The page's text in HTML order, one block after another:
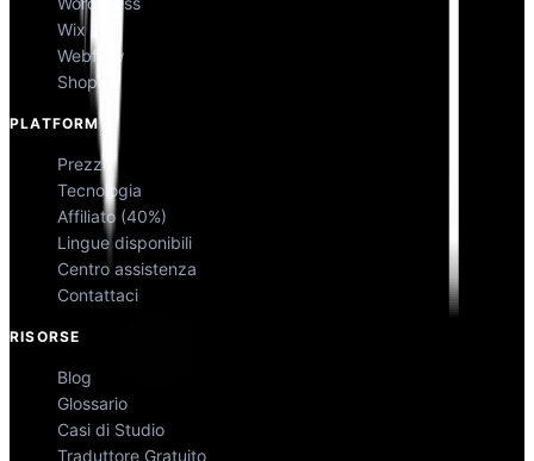
Wix
Webflow
Shopify
PLATFORM
Prezzi
Tecnologia
Affiliato (40%)
Lingue disponibili
Centro assistenza
Contattaci
RISORSE
Blog
Glossario
Casi di Studio
Traduttore Gratuito